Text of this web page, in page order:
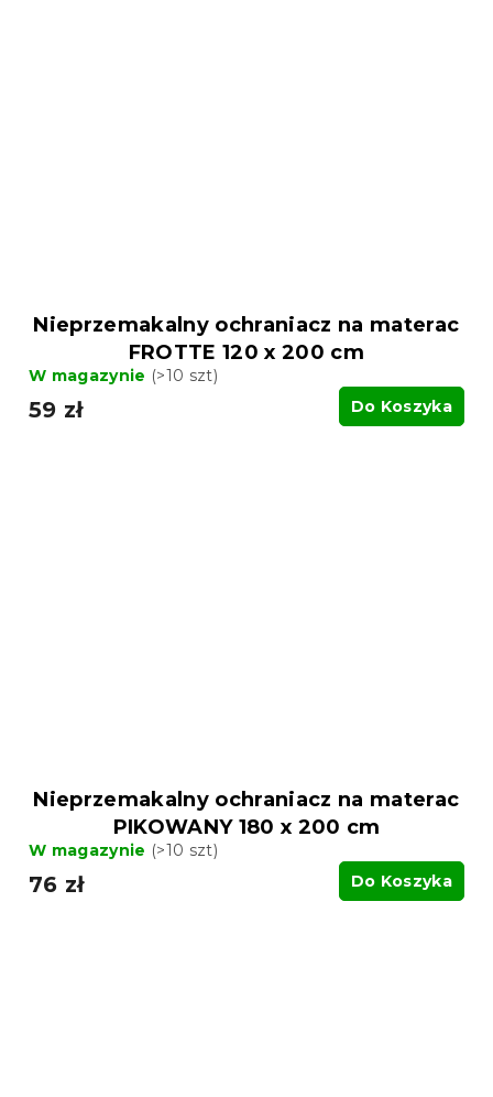
Nieprzemakalny ochraniacz na materac
FROTTE 120 x 200 cm
W magazynie (>10 szt)
59 zł Do Koszyka
Nieprzemakalny ochraniacz na materac
PIKOWANY 180 x 200 cm
W magazynie (>10 szt)
76 zł Do Koszyka